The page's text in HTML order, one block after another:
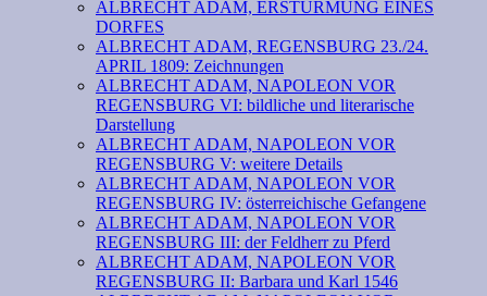
ALBRECHT ADAM, ERSTÜRMUNG EINES
DORFES
ALBRECHT ADAM, REGENSBURG 23./24.
APRIL 1809: Zeichnungen
ALBRECHT ADAM, NAPOLEON VOR
REGENSBURG VI: bildliche und literarische
Darstellung
ALBRECHT ADAM, NAPOLEON VOR
REGENSBURG V: weitere Details
ALBRECHT ADAM, NAPOLEON VOR
REGENSBURG IV: österreichische Gefangene
ALBRECHT ADAM, NAPOLEON VOR
REGENSBURG III: der Feldherr zu Pferd
ALBRECHT ADAM, NAPOLEON VOR
REGENSBURG II: Barbara und Karl 1546